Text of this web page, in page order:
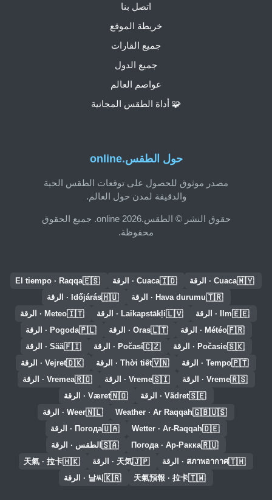
حول الطقس.online
مصدر موثوق للحصول على توقعات الطقس الحية
والدقيقة لمدن حول العالم.
حقوق النشر © الطقس.online 2026. جميع الحقوق
محفوظة.
اتصل بنا
خريطة الموقع
جميع القارات
جميع الدول
عواصم العالم
🧩 أداة الطقس المجانية
🇲🇾Cuaca · الرقة 🇮🇩Cuaca · الرقة 🇪🇸
El tiempo · Raqqa
🇹🇷Hava durumu · الرقة 🇭🇺Időjárás · الرقة
🇪🇪Ilm · الرقة 🇱🇻Laikapstākļi · الرقة 🇮🇹Meteo · الرقة
🇫🇷Météo · الرقة 🇱🇹Oras · الرقة 🇵🇱Pogoda · الرقة
🇸🇰Počasie · الرقة 🇨🇿Počasí · الرقة 🇫🇮Sää · الرقة
🇵🇹Tempo · الرقة 🇻🇳Thời tiết · الرقة 🇩🇰Vejret · الرقة
🇷🇸Vreme · الرقة 🇸🇮Vreme · الرقة 🇷🇴Vremea · الرقة
🇸🇪Vädret · الرقة 🇳🇴Været · الرقة
🇬🇧🇺🇸
Weather · Ar Raqqah
🇳🇱Weer · الرقة
🇩🇪
Wetter · Ar-Raqqah
🇺🇦Погода · الرقة
🇷🇺
Погода · Ар-Ракка
🇸🇦 الطقس · الرقة
🇹🇭สภาพอากาศ · الرقة 🇯🇵天気 · الرقة 🇭🇰
天氣 · 拉卡
🇹🇼
天氣預報 · 拉卡
🇰🇷 날씨 · الرقة